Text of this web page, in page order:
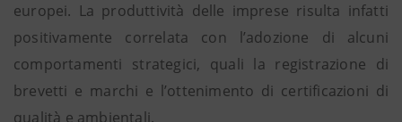
europei. La produttività delle imprese risulta infatti
positivamente correlata con l’adozione di alcuni
comportamenti strategici, quali la registrazione di
brevetti e marchi e l’ottenimento di certificazioni di
qualità e ambientali.